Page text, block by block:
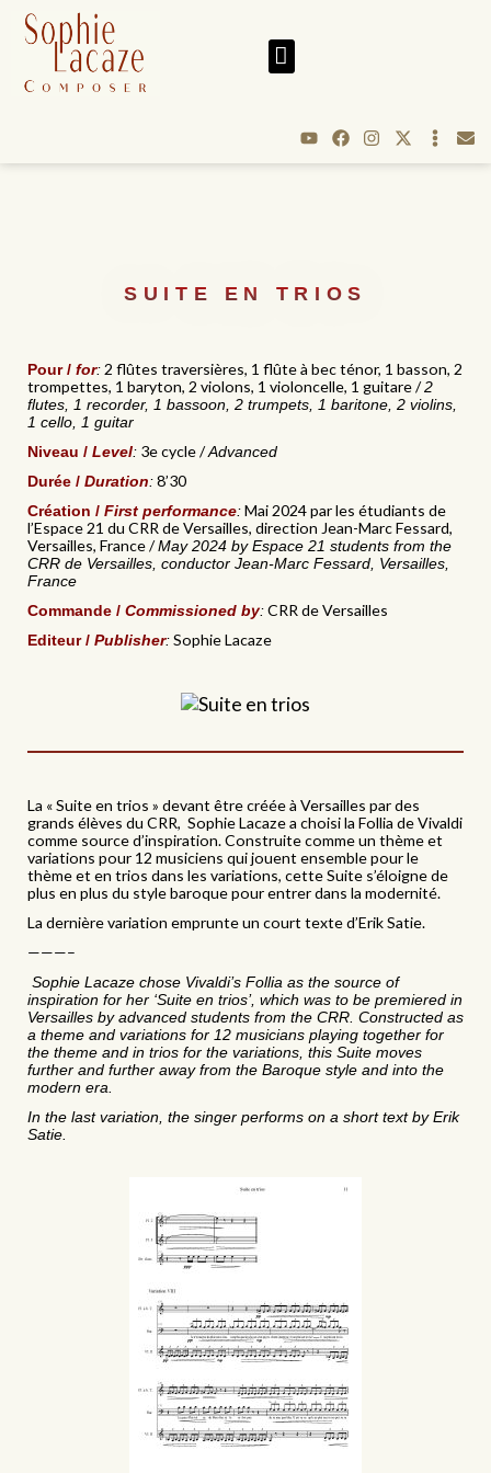
SUITE EN TRIOS
Pour / for:2 flûtes traversières, 1 flûte à bec ténor, 1 basson, 2
trompettes, 1 baryton, 2 violons, 1 violoncelle, 1 guitare /2
flutes, 1 recorder, 1 bassoon, 2 trumpets, 1 baritone, 2 violins,
1 cello, 1 guitar
Niveau / Level: 3e cycle /Advanced
Durée / Duration:8’30
Création / First performance:Mai 2024 par les étudiants de
l’Espace 21 du CRR de Versailles, direction Jean-Marc Fessard,
Versailles, France /May 2024 by Espace 21 students from the
CRR de Versailles, conductor Jean-Marc Fessard, Versailles,
France
Commande / Commissioned by:CRR de Versailles
Editeur / Publisher:Sophie Lacaze
La « Suite en trios » devant être créée à Versailles par des
grands élèves du CRR, Sophie Lacaze a choisi la Follia de Vivaldi
comme source d’inspiration. Construite comme un thème et
variations pour 12 musiciens qui jouent ensemble pour le
thème et en trios dans les variations, cette Suite s’éloigne de
plus en plus du style baroque pour entrer dans la modernité.
La dernière variation emprunte un court texte d’Erik Satie.
———–
Sophie Lacaze chose Vivaldi’s Follia as the source of
inspiration for her ‘Suite en trios’, which was to be premiered in
Versailles by advanced students from the CRR. Constructed as
a theme and variations for 12 musicians playing together for
the theme and in trios for the variations, this Suite moves
further and further away from the Baroque style and into the
modern era.
In the last variation, the singer performs on a short text by Erik
Satie.